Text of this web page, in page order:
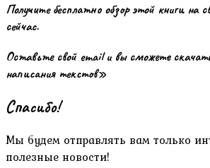
Получите бесплатно обзор этой книги на
сейчас.
Оставьте свой email и вы сможете
написания текстов»
Спасибо!
Мы будем отправлять вам только
полезные новости!